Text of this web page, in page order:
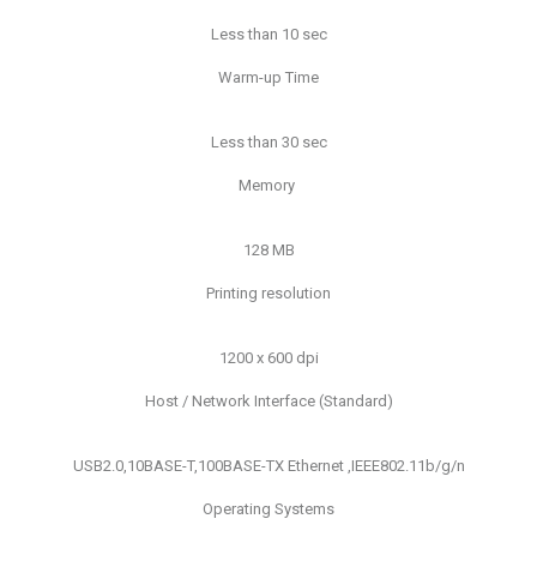
Less than 10 sec
Warm-up Time
Less than 30 sec
Memory
128 MB
Printing resolution
1200 x 600 dpi
Host / Network Interface (Standard)
USB2.0,10BASE-T,100BASE-TX Ethernet ,IEEE802.11b/g/n
Operating Systems